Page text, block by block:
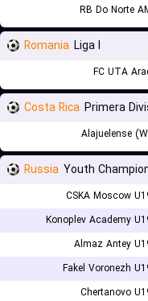
RB Do Norte
Romania Liga I
FC UTA
Costa Rica Primera
Alajuelense
Russia Youth
CSKA Moscow
Konoplev Academy
Almaz Antey
Fakel Voronezh
Chertanovo